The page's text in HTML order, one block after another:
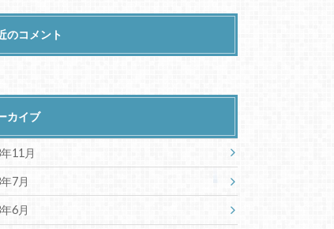
のコメント
カイブ
11月
7月
6月